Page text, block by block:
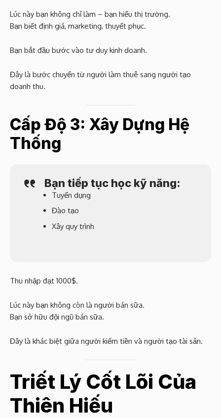
Lúc này bạn không chỉ làm – bạn hiểu thị trường.
Bạn biết định giá, marketing, thuyết phục.
Bạn bắt đầu bước vào tư duy kinh doanh.
Đây là bước chuyển từ người làm thuê sang người tạo
doanh thu.
Cấp Độ 3: Xây Dựng Hệ
Thống
Bạn tiếp tục học kỹ năng:
Tuyển dụng
Đào tạo
Xây quy trình
Thu nhập đạt 1000$.
Lúc này bạn không còn là người bán sữa.
Bạn sở hữu đội ngũ bán sữa.
Đây là khác biệt giữa người kiếm tiền và người tạo tài sản.
Triết Lý Cốt Lõi Của
Thiên Hiếu